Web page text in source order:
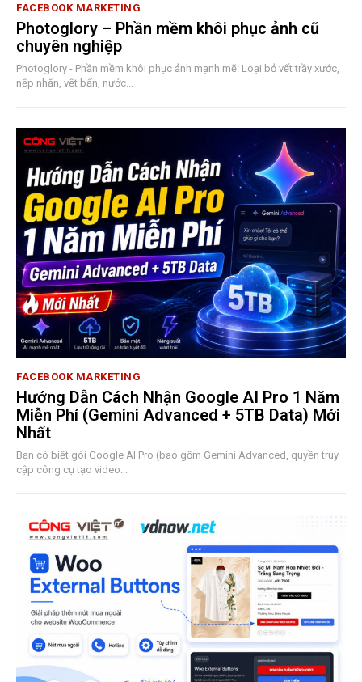
FACEBOOK MARKETING
Photoglory – Phần mềm khôi phục ảnh cũ
chuyên nghiệp
Photoglory - Phần mềm khôi phục ảnh mạnh mẽ: Loại bỏ vết trầy xước,
nếp nhăn, vết bẩn, nước...
FACEBOOK MARKETING
Hướng Dẫn Cách Nhận Google AI Pro 1 Năm
Miễn Phí (Gemini Advanced + 5TB Data) Mới
Nhất
Bạn có biết gói Google AI Pro (bao gồm Gemini Advanced, quyền truy
cập công cụ tạo video...